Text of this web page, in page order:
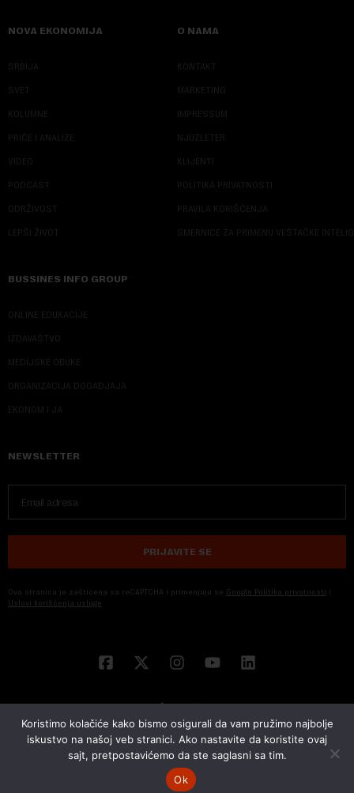
NOVA EKONOMIJA
SRBIJA
SVET
KOLUMNE
PRIČE I ANALIZE
VIDEO
PODCAST
ODRŽIVOST
LEPŠI ŽIVOT
O NAMA
KONTAKT
MARKETING
IMPRESSUM
NJUZLETER
KLIJENTI
POLITIKA PRIVATNOSTI
PRAVILA KORIŠĆENJA
SMERNICE ZA PRIMENU VEŠTAČKE
BUSSINES INFO GROUP
ONLINE EDUKACIJE
IZDAVAŠTVO
MEDIJSKE OBUKE
ORGANIZACIJA DOGADJAJA
EKONOM I JA
NEWSLETTER
PRIJAVITE SE
Ova stranica je zaštićena sa reCAPTCHA i primenjuju se Google Politika privatnosti i
Uslovi korišćenja usluge
© 2026 NOVA EKONOMIJA | SVA PRAVA ZADŽANA | DEVELOPED BY
Koristimo kolačiće kako bismo osigurali da vam pružimo najbolje
iskustvo na našoj veb stranici. Ako nastavite da koristite ovaj
sajt, pretpostavićemo da ste saglasni sa tim.
Ok